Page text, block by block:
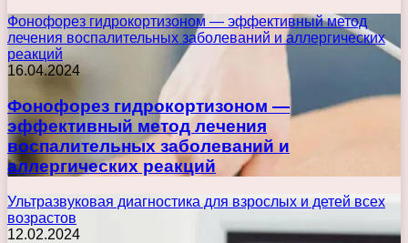
Фонофорез гидрокортизоном — эффективный метод
лечения воспалительных заболеваний и аллергических
реакций
16.04.2024
Фонофорез гидрокортизоном —
эффективный метод лечения
воспалительных заболеваний и
аллергических реакций
Ультразвуковая диагностика для взрослых и детей всех
возрастов
12.02.2024